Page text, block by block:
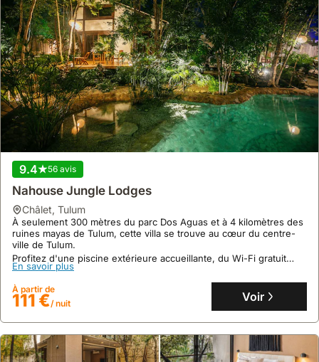
sites
plus
éloignés
comme
Coba,
une
voiture
de
location
est
recommandée.
9.4 56 avis
Nahouse Jungle Lodges
châlet, Tulum
À seulement 300 mètres du parc Dos Aguas et à 4 kilomètres des
ruines mayas de Tulum, cette villa se trouve au cœur du centre-
ville de Tulum.
Profitez d'une piscine extérieure accueillante, du Wi-Fi gratuit
dans les espaces publics et d'un service de conciergerie pour
organiser vos excursions, faisant de cette location de villa un
choix parfait pour votre séjour.
En savoir plus
À partir de
111 €/ nuit Voir